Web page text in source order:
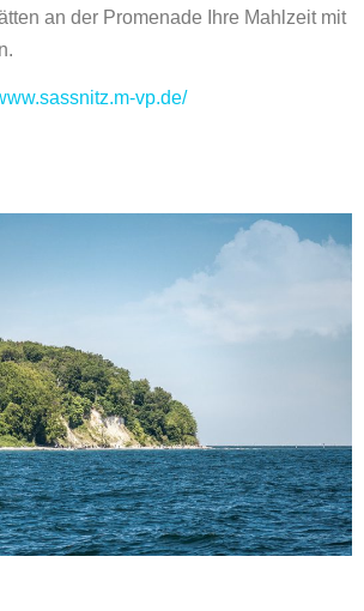
an der Promenade Ihre Mahlzeit mit
vp.de/